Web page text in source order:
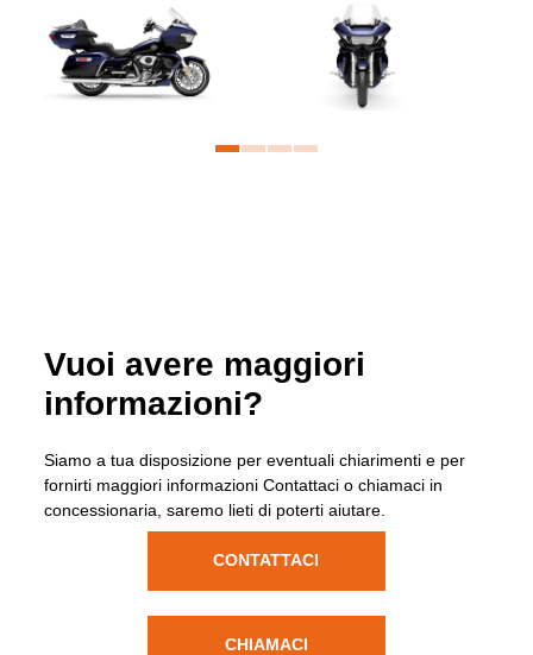
Vuoi avere maggiori
informazioni?
Siamo a tua disposizione per eventuali chiarimenti e per
fornirti maggiori informazioni Contattaci o chiamaci in
concessionaria, saremo lieti di poterti aiutare.
CONTATTACI
CHIAMACI